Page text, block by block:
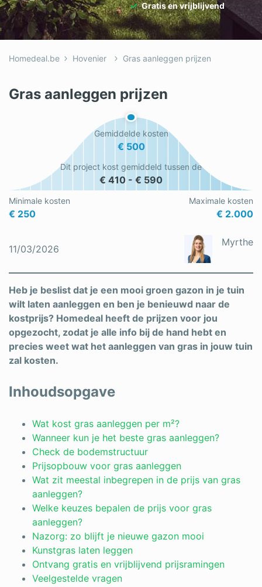
Hekwerken
Hovenier
Isolatie
Loodgieter
Rolluiken
Schilder
Schrijnwerker
Vloeren
Vochtbestrijding
Warmtepomp
Zonnepanelen
Bent u een vakspecialist?
Log in
Gratis en vrijblijvend
Homedeal.be Hovenier Gras aanleggen prijzen
Gras aanleggen prijzen
Minimale kosten
€ 250
Gemiddelde kosten
€ 500
Maximale kosten
€ 2.000
Dit project kost gemiddeld tussen de
€ 410 - € 590
11/03/2026
Myrthe
Heb je beslist dat je een mooi groen gazon in je tuin
wilt laten aanleggen en ben je benieuwd naar de
kostprijs? Homedeal heeft de prijzen voor jou
opgezocht, zodat je alle info bij de hand hebt en
precies weet wat het aanleggen van gras in jouw tuin
zal kosten.
Inhoudsopgave
Wat kost gras aanleggen per m²?
Wanneer kun je het beste gras aanleggen?
Check de bodemstructuur
Prijsopbouw voor gras aanleggen
Wat zit meestal inbegrepen in de prijs van gras
aanleggen?
Welke keuzes bepalen de prijs voor gras
aanleggen?
Nazorg: zo blijft je nieuwe gazon mooi
Kunstgras laten leggen
Ontvang gratis en vrijblijvend prijsramingen
Veelgestelde vragen